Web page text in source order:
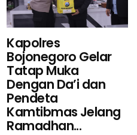
Kapolres
Bojonegoro Gelar
Tatap Muka
Dengan Da’i dan
Pendeta
Kamtibmas Jelang
Ramadhan...